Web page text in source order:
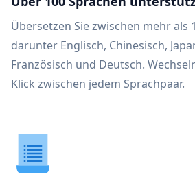
Übersetzen Sie zwischen mehr als
darunter Englisch, Chinesisch,
Französisch und Deutsch.
Klick zwischen jedem Sprachpaar.